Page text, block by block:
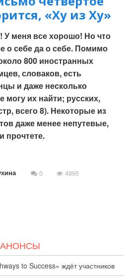
АНОНСЫ
to Success» ждёт участников
«Ху из Ху»
У меня все хорошо! Но что
о себе да о себе. Помимо
800 иностранных
словаков, есть
и даже несколько
могу их найти; русских,
всего 8). Некоторые из
даже менее непутевые,
прочтете.
0 4995